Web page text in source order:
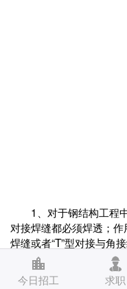
1、对于钢结构工程中
对接焊缝都必须焊透；
焊缝或者“T”型对接与角
应为二级；作用力平行
级。
今日招工 求职